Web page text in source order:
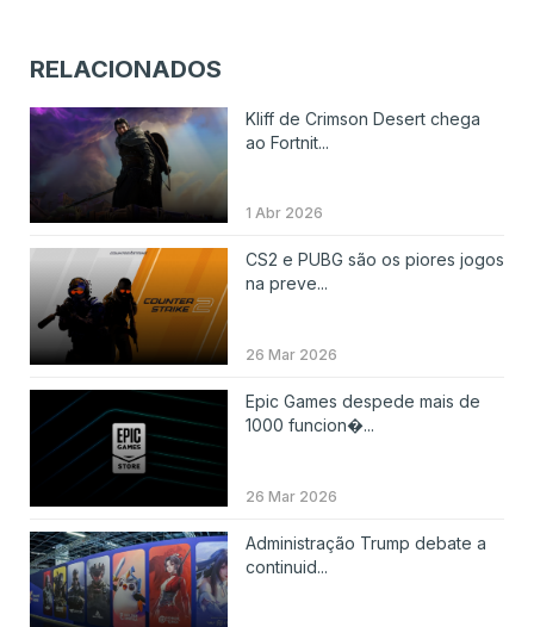
RELACIONADOS
Kliff de Crimson Desert chega
ao Fortnit...
1 Abr 2026
CS2 e PUBG são os piores jogos
na preve...
26 Mar 2026
Epic Games despede mais de
1000 funcion�...
26 Mar 2026
Administração Trump debate a
continuid...